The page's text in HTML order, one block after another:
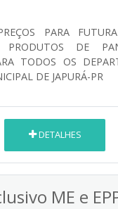
PARA
PRODUTOS DE
TODOS OS
DE JAPURÁ-PR
DETALHES
ME e